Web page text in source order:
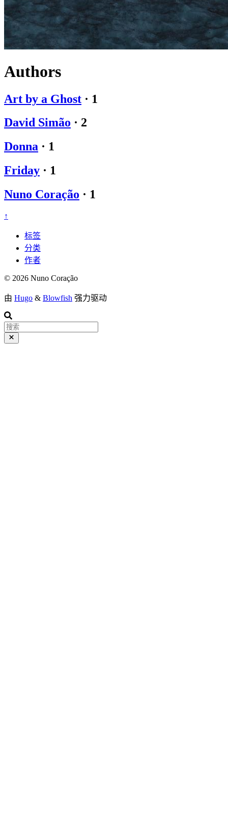
Authors
Art by a Ghost · 1
David Simão · 2
Donna · 1
Friday · 1
Nuno Coração · 1
↑
标签
分类
作者
© 2026 Nuno Coração
由 Hugo & Blowfish 强力驱动